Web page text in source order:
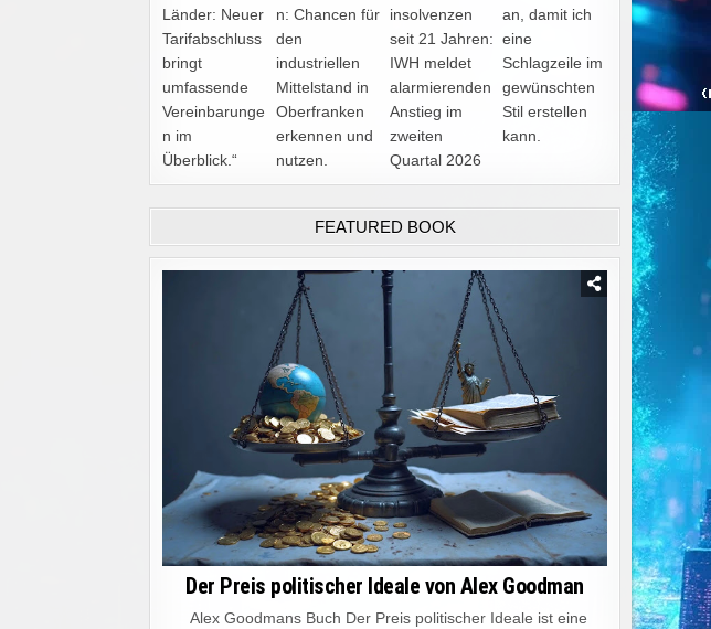
Länder: Neuer
Tarifabschluss
bringt
umfassende
Vereinbarunge
n im
Überblick.“
n: Chancen für
den
industriellen
Mittelstand in
Oberfranken
erkennen und
nutzen.
insolvenzen
seit 21 Jahren:
IWH meldet
alarmierenden
Anstieg im
zweiten
Quartal 2026
an, damit ich
eine
Schlagzeile im
gewünschten
Stil erstellen
kann.
FEATURED BOOK
Der Preis politischer Ideale von Alex Goodman
Alex Goodmans Buch Der Preis politischer Ideale ist eine